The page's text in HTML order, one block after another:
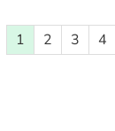
1 2 3 4